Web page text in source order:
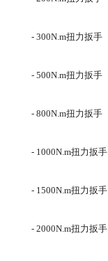
- 300N.m扭力扳手
- 500N.m扭力扳手
- 800N.m扭力扳手
- 1000N.m扭力扳手
- 1500N.m扭力扳手
- 2000N.m扭力扳手